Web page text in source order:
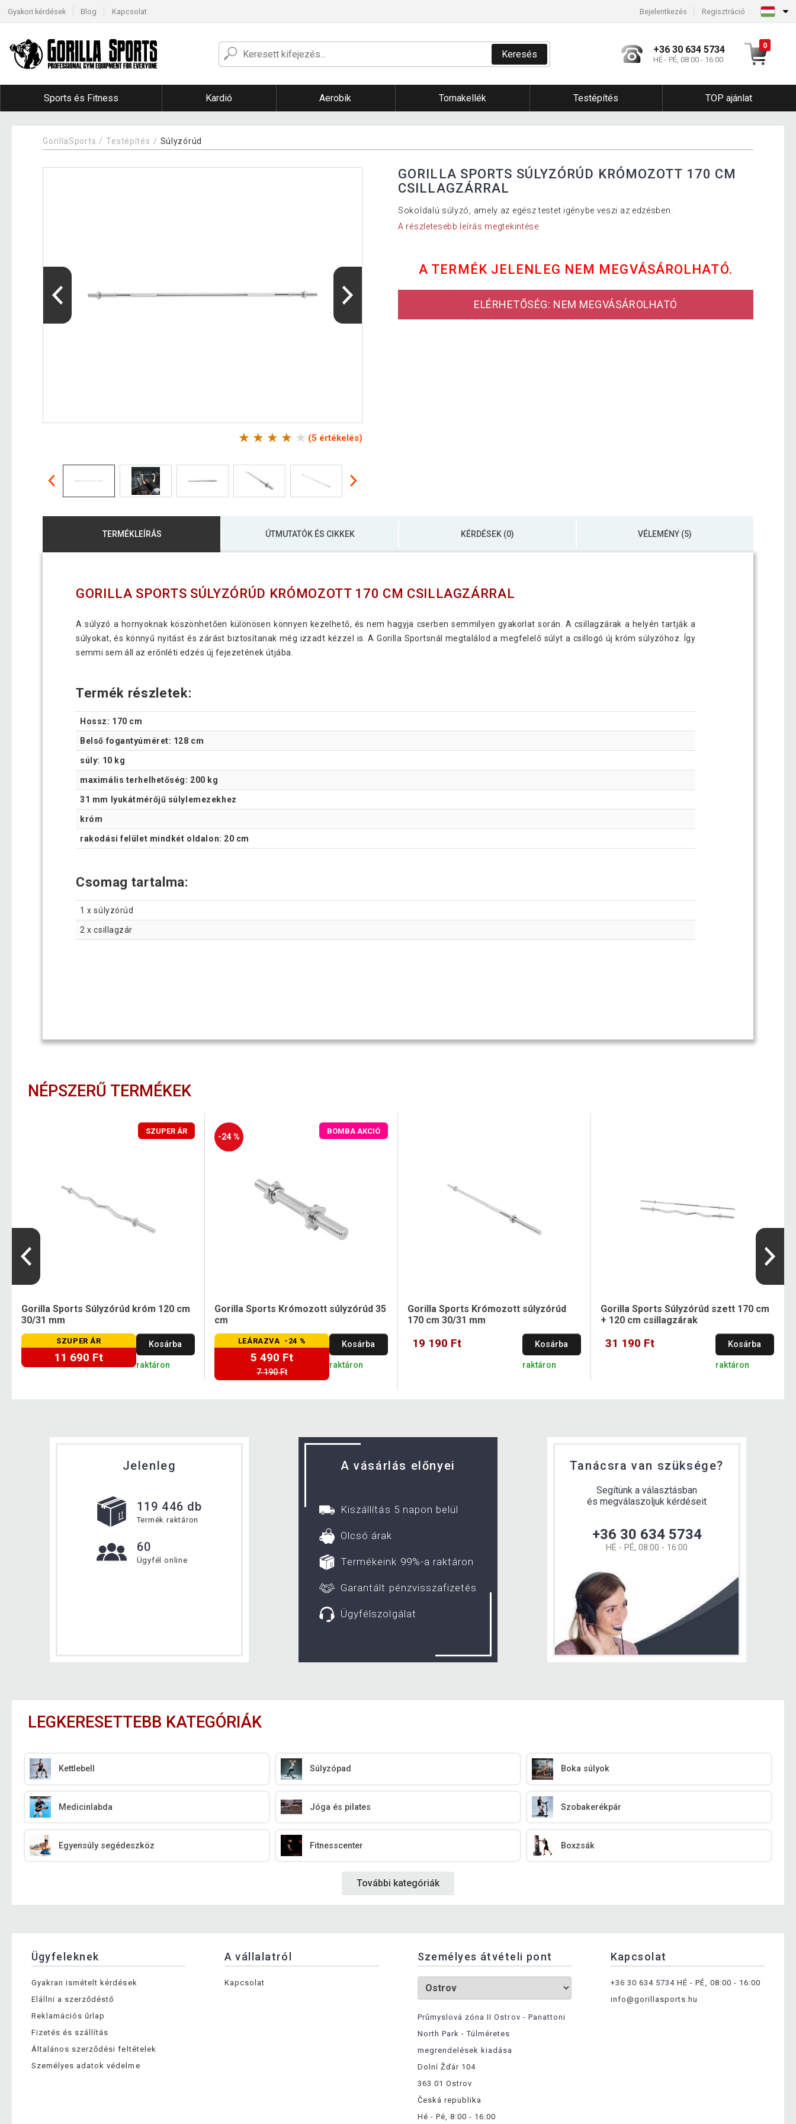
Gyakori kérdések Blog Kapcsolat Bejelentkezés Regisztráció
Keresés +36 30 634 5734
HÉ - PÉ, 08:00 - 16:00
0
Sports és Fitness Kardió Aerobik Tornakellék Testépítés TOP ajánlat
GorillaSports Testépítés Súlyzórúd
(5 értékelés)
GORILLA SPORTS SÚLYZÓRÚD KRÓMOZOTT 170 CM
CSILLAGZÁRRAL
Sokoldalú súlyzó, amely az egész testet igénybe veszi az edzésben.
A részletesebb leírás megtekintése
A TERMÉK JELENLEG NEM MEGVÁSÁROLHATÓ.
ELÉRHETŐSÉG: NEM MEGVÁSÁROLHATÓ
TERMÉKLEÍRÁS ÚTMUTATÓK ÉS CIKKEK KÉRDÉSEK (0) VÉLEMÉNY (5)
GORILLA SPORTS SÚLYZÓRÚD KRÓMOZOTT 170 CM CSILLAGZÁRRAL
A súlyzó a hornyoknak köszönhetően különösen könnyen kezelhető, és nem hagyja cserben semmilyen gyakorlat során. A csillagzárak a helyén tartják a
súlyokat, és könnyű nyitást és zárást biztosítanak még izzadt kézzel is. A Gorilla Sportsnál megtalálod a megfelelő súlyt a csillogó új króm súlyzóhoz. Így
semmi sem áll az erőnléti edzés új fejezetének útjába.
Termék részletek:
Hossz: 170 cm
Belső fogantyúméret: 128 cm
súly: 10 kg
maximális terhelhetőség: 200 kg
31 mm lyukátmérőjű súlylemezekhez
króm
rakodási felület mindkét oldalon: 20 cm
Csomag tartalma:
1 x súlyzórúd
2 x csillagzár
NÉPSZERŰ TERMÉKEK
SZUPER ÁR
Gorilla Sports Súlyzórúd króm 120 cm
30/31 mm
SZUPER ÁR
11 690 Ft
Kosárba
raktáron
-24 %
BOMBA AKCIÓ
Gorilla Sports Krómozott súlyzórúd 35
cm
LEÁRAZVA -24 %
5 490 Ft
7 190 Ft
Kosárba
raktáron
Gorilla Sports Krómozott súlyzórúd
170 cm 30/31 mm
19 190 Ft Kosárba
raktáron
Gorilla Sports Súlyzórúd szett 170 cm
+ 120 cm csillagzárak
31 190 Ft Kosárba
raktáron
Jelenleg
119 446 db
Termék raktáron
60
Ügyfél online
A vásárlás előnyei
Kiszállítás 5 napon belül
Olcsó árak
Termékeink 99%-a raktáron
Garantált pénzvisszafizetés
Ügyfélszolgálat
Tanácsra van szüksége?
Segítünk a választásban
és megválaszoljuk kérdéseit
+36 30 634 5734
HÉ - PÉ, 08:00 - 16:00
LEGKERESETTEBB KATEGÓRIÁK
Kettlebell Súlyzópad Boka súlyok
Medicinlabda Jóga és pilates Szobakerékpár
Egyensúly segédeszköz Fitnesscenter Boxzsák
További kategóriák
Ügyfeleknek
Gyakran ismételt kérdések
Elállni a szerződéstő
Reklamációs űrlap
Fizetés és szállítás
Általános szerződési feltételek
Személyes adatok védelme
A vállalatról
Kapcsolat
Személyes átvételi pont
Průmyslová zóna II Ostrov - Panattoni
North Park - Túlméretes
megrendelések kiadása
Dolní Žďár 104
363 01 Ostrov
Česká republika
Hé - Pé, 8:00 - 16:00
Kapcsolat
+36 30 634 5734 HÉ - PÉ, 08:00 - 16:00
info@gorillasports.hu